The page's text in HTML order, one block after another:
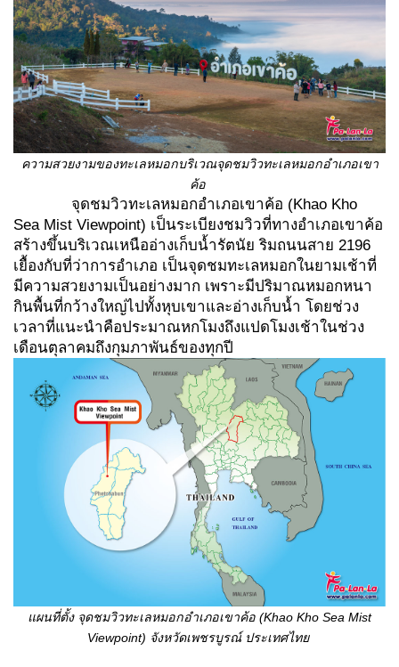
ความสวยงามของทะเลหมอกบริเวณจุดชมวิวทะเลหมอกอำเภอเขา
ค้อ
จุดชมวิวทะเลหมอกอำเภอเขาค้อ (Khao Kho
Sea Mist Viewpoint) เป็นระเบียงชมวิวที่ทางอำเภอเขาค้อ
สร้างขึ้นบริเวณเหนืออ่างเก็บน้ำรัตนัย ริมถนนสาย 2196
เยื้องกับที่ว่าการอำเภอ เป็นจุดชมทะเลหมอกในยามเช้าที่
มีความสวยงามเป็นอย่างมาก เพราะมีปริมาณหมอกหนา
กินพื้นที่กว้างใหญ่ไปทั้งหุบเขาและอ่างเก็บน้ำ โดยช่วง
เวลาที่แนะนำคือประมาณหกโมงถึงแปดโมงเช้าในช่วง
เดือนตุลาคมถึงกุมภาพันธ์ของทุกปี
แผนที่ตั้ง จุดชมวิวทะเลหมอกอำเภอเขาค้อ (Khao Kho Sea Mist
Viewpoint) จังหวัดเพชรบูรณ์ ประเทศไทย